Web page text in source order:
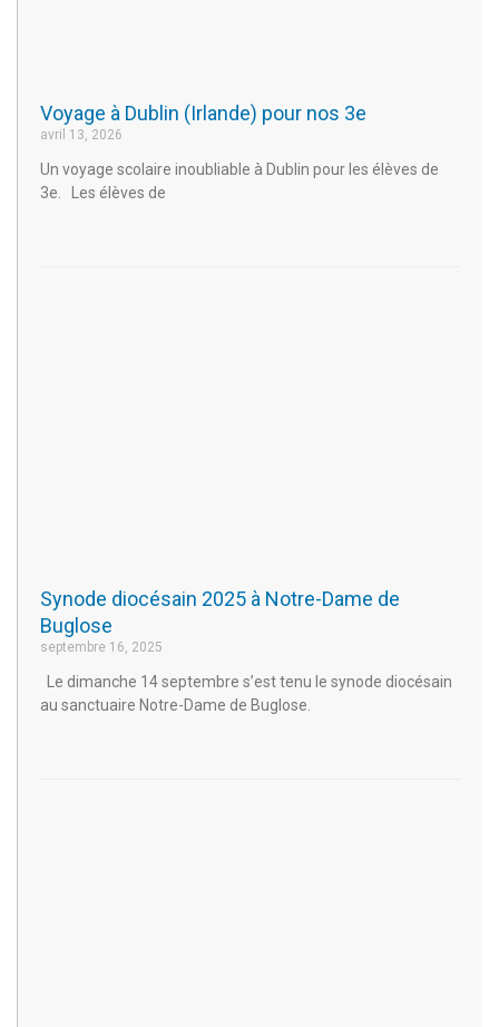
Voyage à Dublin (Irlande) pour nos 3e
avril 13, 2026
Un voyage scolaire inoubliable à Dublin pour les élèves de
3e. Les élèves de
Synode diocésain 2025 à Notre-Dame de
Buglose
septembre 16, 2025
Le dimanche 14 septembre s’est tenu le synode diocésain
au sanctuaire Notre-Dame de Buglose.